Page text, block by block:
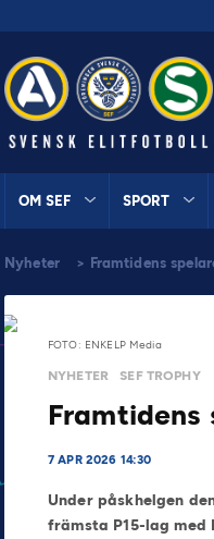
OM SEF SPORT
Nyheter > Framtidens
FOTO: ENKELP Media
NYHETER SEF TROPHY
Framtidens
7 APR 2026 14:30
Under påskhelgen
främsta P15-lag